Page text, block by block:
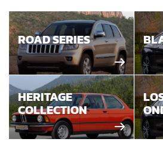
ROAD SERIES
HERITAGE
COLLECTION